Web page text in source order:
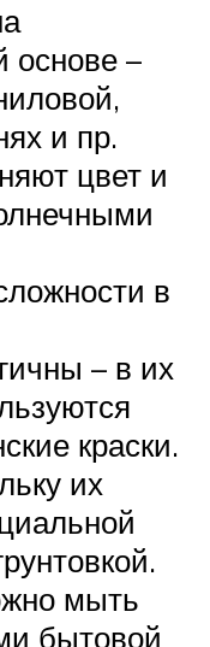
основе –
и пр.
цвет и
в
– в их
краски.
их
мыть
бытовой